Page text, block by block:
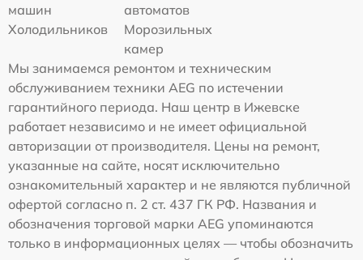
машин
автоматов
Холодильников
Морозильных
камер
Мы занимаемся ремонтом и техническим
обслуживанием техники AEG по истечении
гарантийного периода. Наш центр в Ижевске
работает независимо и не имеет официальной
авторизации от производителя. Цены на ремонт,
указанные на сайте, носят исключительно
ознакомительный характер и не являются публичной
офертой согласно п. 2 ст. 437 ГК РФ. Названия и
обозначения торговой марки AEG упоминаются
только в информационных целях — чтобы обозначить